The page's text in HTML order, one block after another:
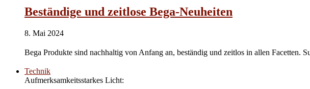
Beständige und zeitlose Bega-Neuheiten
8. Mai 2024
Bega Produkte sind nachhaltig von Anfang an, beständig und zeitlos in allen Facetten.
Technik
Aufmerksamkeitsstarkes Licht: